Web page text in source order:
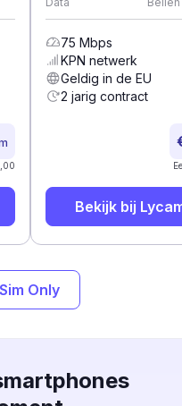
75 Mbps
KPN netwerk
Geldig in de EU
2 jarig contract
Bekijk bij
Only